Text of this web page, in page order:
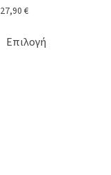
27,90 €
Επιλογή